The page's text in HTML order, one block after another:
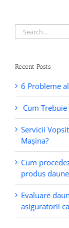
Search
for:
Recent Posts
6 Probleme
Cum
Servicii
Mașina?
Cum
produs
Evaluare
asiguratorii